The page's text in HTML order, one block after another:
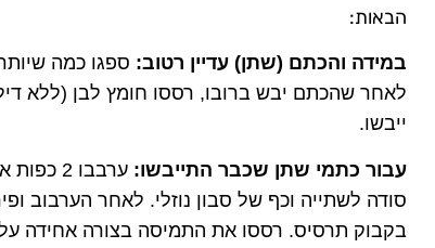
הבאות:
במידה והכתם (שתן) עדיין רטוב: ספגו כמה
ייבשו.
עבור כתמי שתן שכבר התייבשו:
סודה לשתייה וכף של סבון נוזלי. לאחר הערבוב
בקבוק תרסיס. רססו את התמיסה בצורה אחידה